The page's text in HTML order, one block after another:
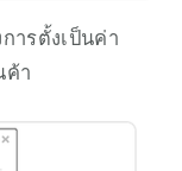
ารตั้งเป็นค่า
ค้า